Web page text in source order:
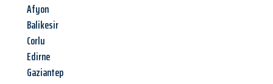
Afyon
Balikesir
Corlu
Edirne
Gaziantep